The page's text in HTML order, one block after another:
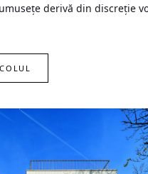
derivă din discreţie